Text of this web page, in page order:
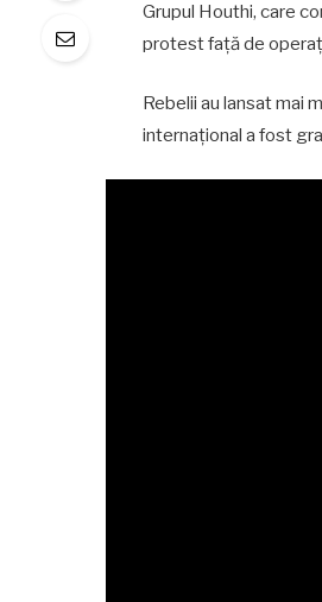
Grupul Houthi, care
protest față de
Rebelii au lansat mai
internațional a fost